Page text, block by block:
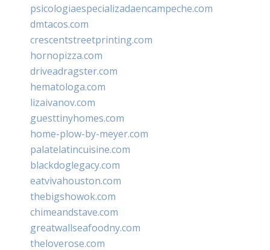
psicologiaespecializadaencampeche.com
dmtacos.com
crescentstreetprinting.com
hornopizza.com
driveadragster.com
hematologa.com
lizaivanov.com
guesttinyhomes.com
home-plow-by-meyer.com
palatelatincuisine.com
blackdoglegacy.com
eatvivahouston.com
thebigshowok.com
chimeandstave.com
greatwallseafoodny.com
theloverose.com